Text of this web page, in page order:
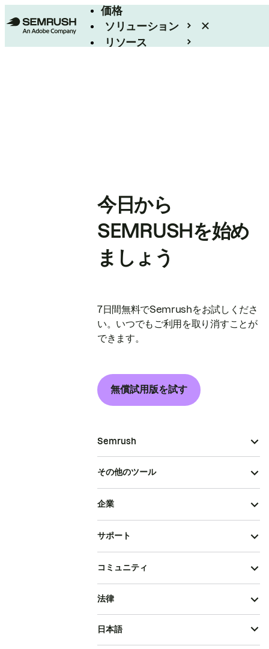
価格
ソリューション
リソース
今日から
SEMRUSHを始め
ましょう
7日間無料でSemrushをお試しくださ
い。いつでもご利用を取り消すことが
できます。
無償試用版を試す
Semrush
その他のツール
企業
サポート
コミュニティ
法律
日本語